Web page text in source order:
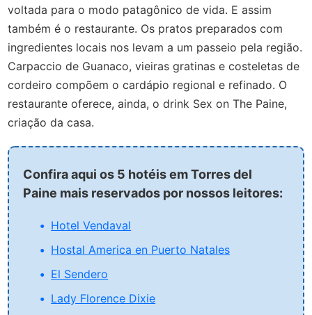
voltada para o modo patagônico de vida. E assim
também é o restaurante. Os pratos preparados com
ingredientes locais nos levam a um passeio pela região.
Carpaccio de Guanaco, vieiras gratinas e costeletas de
cordeiro compõem o cardápio regional e refinado. O
restaurante oferece, ainda, o drink Sex on The Paine,
criação da casa.
Confira aqui os 5 hotéis em Torres del
Paine mais reservados por nossos leitores:
Hotel Vendaval
Hostal America en Puerto Natales
El Sendero
Lady Florence Dixie